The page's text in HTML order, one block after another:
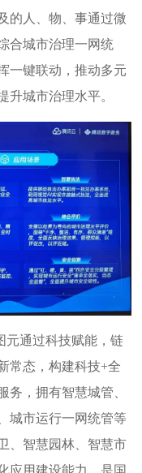
的人、物、事通过微
合城市治理一网统
一键联动，推动多元
升城市治理水平。
通过科技赋能，链
常态，构建科技+全
务，拥有智慧城管、
城市运行一网统管等
、智慧园林、智慧市
应用建设能力，是国